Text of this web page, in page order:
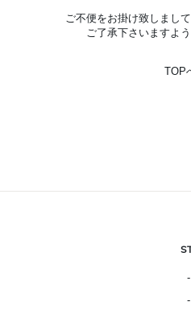
ご不便をお掛け致しまし
ご了承下さいますよ
TOP